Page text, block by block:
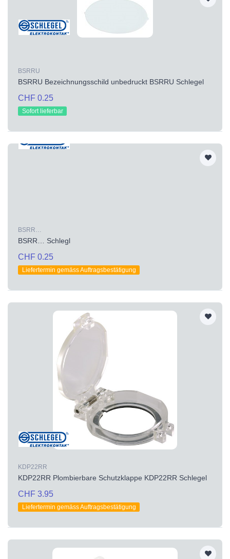
BSRRU
BSRRU Bezeichnungsschild unbedruckt BSRRU Schlegel
CHF 0.25
Sofort lieferbar
BSRR…
BSRR… Schlegl
CHF 0.25
Liefertermin gemäss Auftragsbestätigung
KDP22RR
KDP22RR Plombierbare Schutzklappe KDP22RR Schlegel
CHF 3.95
Liefertermin gemäss Auftragsbestätigung